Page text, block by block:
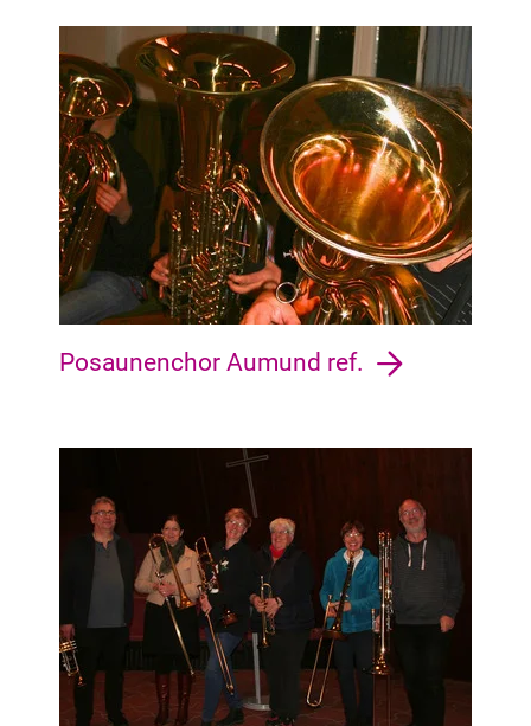
Vegesack Vegesack, Grohn, Schönebeck, Aumund-
Posaunenchor Aumund ref.
Huchting Grolland, Huchting, Mittelshuchting, Sodenmatt,